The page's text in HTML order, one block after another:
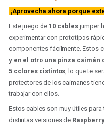
¡Aprovecha ahora porque
Este juego de 10 cables jumper
experimentar con prototipos
componentes fácilmente. Estos
y en el otro una pinza caimán
5 colores distintos, lo que te
protectores de los caimanes
trabajar con ellos.
Estos cables son muy útiles
distintas versiones de